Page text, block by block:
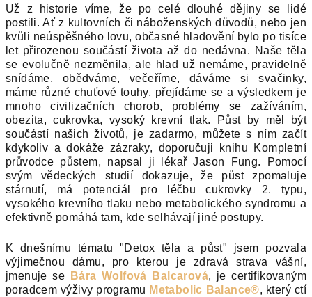
Už z historie víme, že po celé dlouhé dějiny se lidé
postili. Ať z kultovních či náboženských důvodů, nebo jen
kvůli neúspěšného lovu, občasné hladovění bylo po tisíce
let přirozenou součástí života až do nedávna. Naše těla
se evolučně nezměnila, ale hlad už nemáme, pravidelně
snídáme, obědváme, večeříme, dáváme si svačinky,
máme různé chuťové touhy, přejídáme se a výsledkem je
mnoho civilizačních chorob, problémy se zažíváním,
obezita, cukrovka, vysoký krevní tlak. Půst by měl být
součástí našich životů, je zadarmo, můžete s ním začít
kdykoliv a dokáže zázraky, doporučuji knihu Kompletní
průvodce půstem, napsal ji lékař Jason Fung. Pomocí
svým vědeckých studií dokazuje, že půst zpomaluje
stárnutí, má potenciál pro léčbu cukrovky 2. typu,
vysokého krevního tlaku nebo metabolického syndromu a
efektivně pomáhá tam, kde selhávají jiné postupy.
K dnešnímu tématu "Detox těla a půst" jsem pozvala
výjimečnou dámu, pro kterou je zdravá strava vášní,
jmenuje se
Bára Wolfová Balcarová, je certifikovaným
poradcem výživy programu Metabolic Balance®, který ctí